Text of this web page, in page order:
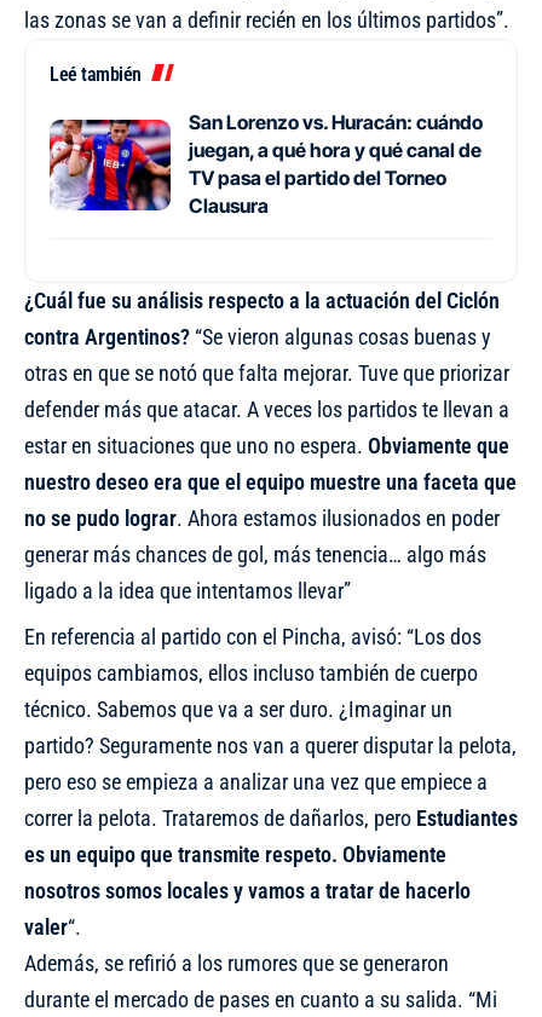
las zonas se van a definir recién en los últimos partidos”.
Leé también
San Lorenzo vs. Huracán: cuándo
juegan, a qué hora y qué canal de
TV pasa el partido del Torneo
Clausura
¿Cuál fue su análisis respecto a la actuación del Ciclón
contra Argentinos? “Se vieron algunas cosas buenas y
otras en que se notó que falta mejorar. Tuve que priorizar
defender más que atacar. A veces los partidos te llevan a
estar en situaciones que uno no espera. Obviamente que
nuestro deseo era que el equipo muestre una faceta que
no se pudo lograr. Ahora estamos ilusionados en poder
generar más chances de gol, más tenencia… algo más
ligado a la idea que intentamos llevar”
En referencia al partido con el Pincha, avisó: “Los dos
equipos cambiamos, ellos incluso también de cuerpo
técnico. Sabemos que va a ser duro. ¿Imaginar un
partido? Seguramente nos van a querer disputar la pelota,
pero eso se empieza a analizar una vez que empiece a
correr la pelota. Trataremos de dañarlos, pero Estudiantes
es un equipo que transmite respeto. Obviamente
nosotros somos locales y vamos a tratar de hacerlo
valer“.
Además, se refirió a los rumores que se generaron
durante el mercado de pases en cuanto a su salida. “Mi